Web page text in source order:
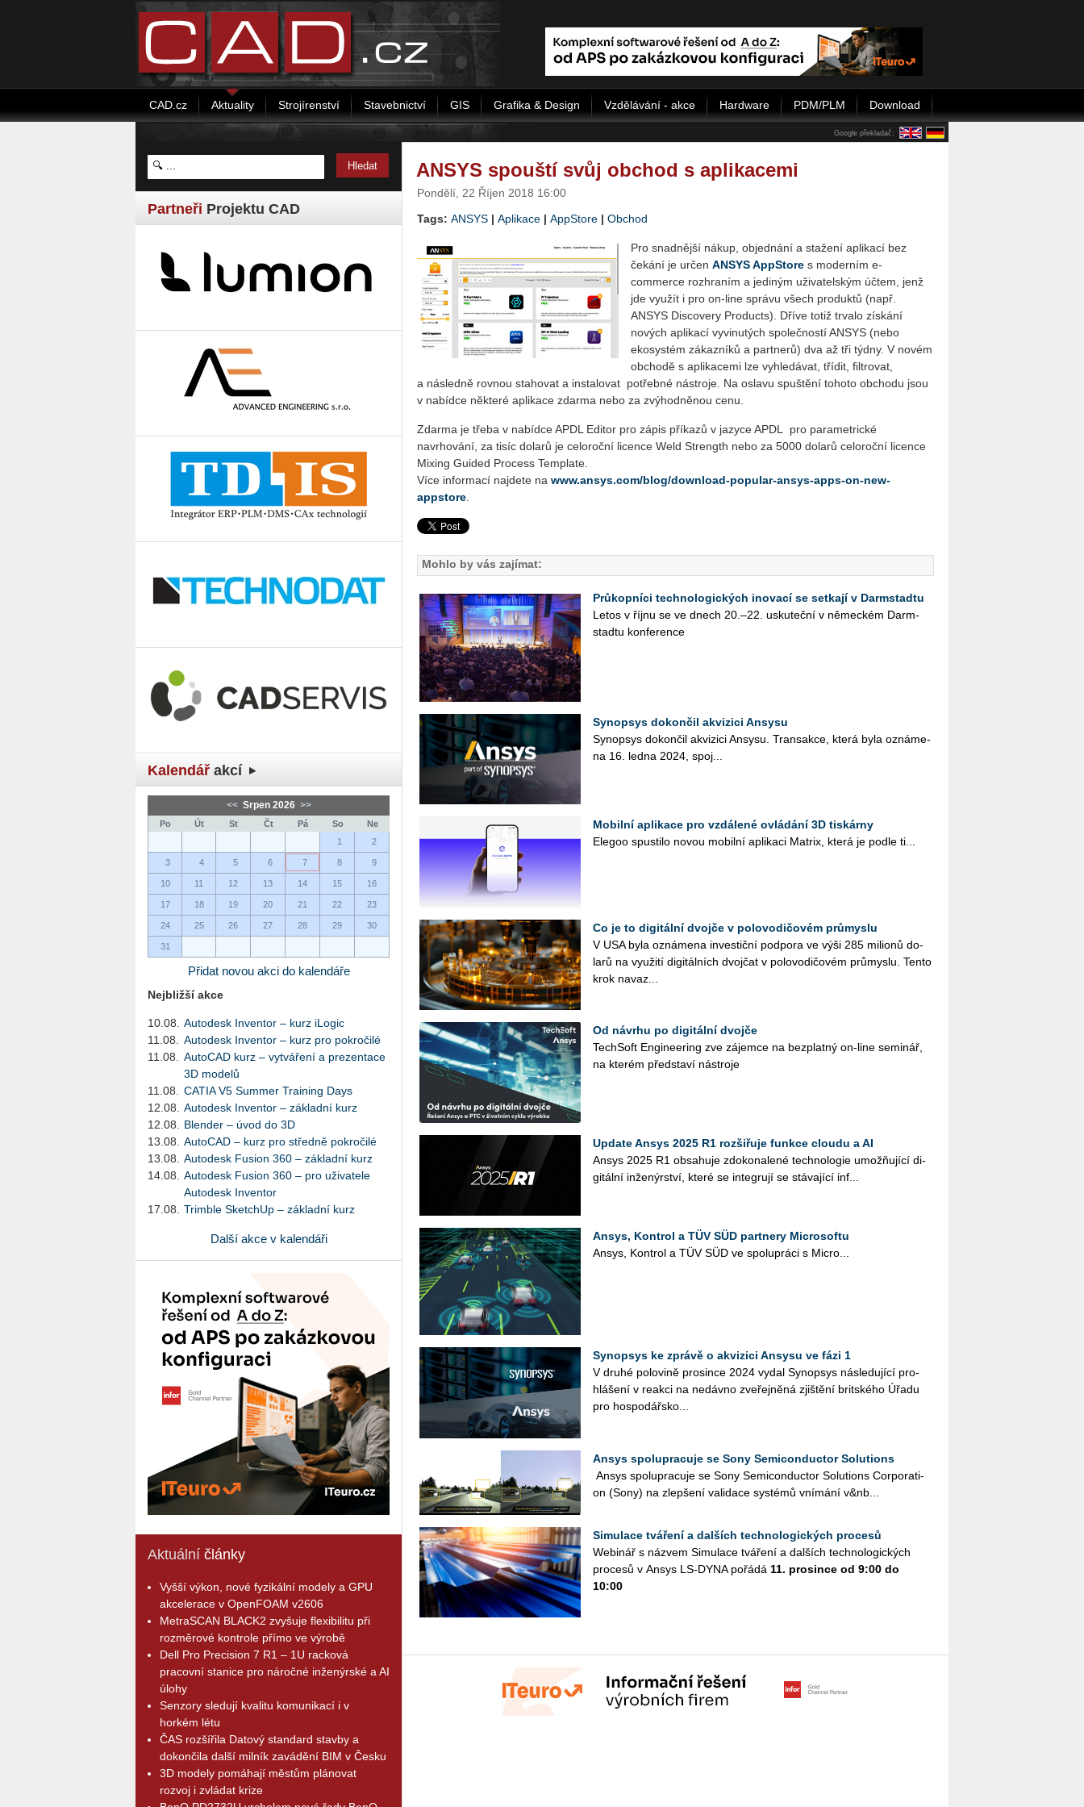
CAD.cz Aktuality Strojírenství Stavebnictví GIS Grafika & Design Vzdělávání - akce Hardware PDM/PLM Download
Google překladač:
Partneři Projektu CAD
Kalendář akcí
<< Srpen 2026 >>
Po Út St Čt Pá So
Ne
1
2
3 4 5 6 7 8 9
10 11 12 13 14 15 16
17 18 19 20 21 22 23
24 25 26 27 28 29 30
31
Přidat novou akci do kalendáře
Nejbližší akce
10.08.
Autodesk Inventor – kurz iLogic
11.08.
Autodesk Inventor – kurz pro pokročilé
11.08.
AutoCAD kurz – vytváření a prezentace
3D modelů
11.08.
CATIA V5 Summer Training Days
12.08.
Autodesk Inventor – základní kurz
12.08.
Blender – úvod do 3D
13.08.
AutoCAD – kurz pro středně pokročilé
13.08.
Autodesk Fusion 360 – základní kurz
14.08.
Autodesk Fusion 360 – pro uživatele
Autodesk Inventor
17.08.
Trimble SketchUp – základní kurz
Další akce v kalendáři
Aktuální články
Vyšší výkon, nové fyzikální modely a GPU
akcelerace v OpenFOAM v2606
MetraSCAN BLACK2 zvyšuje flexibilitu při
rozměrové kontrole přímo ve výrobě
Dell Pro Precision 7 R1 – 1U racková
pracovní stanice pro náročné inženýrské a AI
úlohy
Senzory sledují kvalitu komunikací i v
horkém létu
ČAS rozšířila Datový standard stavby a
dokončila další milník zavádění BIM v Česku
3D modely pomáhají městům plánovat
rozvoj i zvládat krize
ANSYS spouští svůj obchod s aplikacemi
Pondělí, 22 Říjen 2018 16:00
Tags: ANSYS | Aplikace | AppStore | Obchod
Pro snadnější nákup, objednání a stažení aplikací bez
čekání je určen ANSYS AppStore s moderním e-
commerce rozhraním a jediným uži­va­tel­ským účtem, jenž
jde využít i pro on-line správu všech produktů (např.
ANSYS Discovery Products). Dříve totiž trvalo získání
nových ap­li­ka­cí vyvinutých společností ANSYS (nebo
ekosystém zákazníků a par­t­ne­rů) dva až tři týdny. V novém
obchodě s aplikacemi lze vy­hle­dá­vat, třídit, filtrovat,
a následně rovnou stahovat a instalovat potřebné ná­st­ro­je. Na oslavu spuštění tohoto obchodu jsou
v nabídce některé ap­li­ka­ce zdarma nebo za zvýhodněnou cenu.
Zdarma je třeba v nabídce APDL Editor pro zápis příkazů v jazyce APDL pro parametrické
navrhování, za tisíc dolarů je celoroční licence Weld Strength nebo za 5000 dolarů celoroční licence
Mixing Guided Process Template.
Více informací najdete na www.ansys.com/blog/download-popular-ansys-apps-on-new-
appstore
Mohlo by vás zajímat:
Průkopníci technologických inovací se setkají v Darmstadtu
Letos v říjnu se ve dnech 20.–22. usku­teč­ní v ně­mec­kém Darm­
sta­d­tu kon­fe­ren­ce
Synopsys dokončil akvizici Ansysu
Sy­no­p­sys do­kon­čil akvi­zi­ci An­sy­su. Trans­ak­ce, která byla ozná­me­
na 16. ledna 2024, spo­j...
Mobilní aplikace pro vzdálené ovládání 3D tiskárny
Ele­goo spus­ti­lo novou mo­bil­ní apli­ka­ci Ma­t­rix, která je podle ti...
Co je to digitální dvojče v polovodičovém průmyslu
V USA byla ozná­me­na in­ves­tič­ní pod­po­ra ve výši 285 mi­li­o­nů do­
la­rů na vy­u­ži­tí di­gi­tál­ních dvoj­čat v po­lo­vo­di­čo­vém prů­mys­lu. Tento
krok na­va­z...
Od návrhu po digitální dvojče
Tech­Soft En­gi­ne­e­ring zve zá­jem­ce na bez­plat­ný on-line se­mi­nář,
na kte­rém před­sta­ví ná­stro­je
Update Ansys 2025 R1 rozšiřuje funkce cloudu a AI
Ansys 2025 R1 ob­sa­hu­je zdo­ko­na­le­né tech­no­lo­gie umož­ňující di­
gi­tál­ní in­že­nýr­ství, které se in­te­gru­jí se stá­va­jí­cí in­f...
Ansys, Kontrol a TÜV SÜD partnery Microsoftu
Ansys, Kon­t­rol a TÜV SÜD ve spo­lu­prá­ci s Micro­...
Synopsys ke zprávě o akvizici Ansysu ve fázi 1
V druhé po­lo­vi­ně pro­sin­ce 2024 vydal Sy­nopsys ná­sle­du­jí­cí pro­
hlá­še­ní v re­ak­ci na ne­dáv­no zve­řej­ně­ná zjiš­tě­ní brit­ské­ho Úřadu
pro hos­po­dář­sko...
Ansys spolupracuje se Sony Semiconductor Solutions
Ansys spo­lu­pra­cu­je se Sony Se­mi­con­duc­tor So­lu­ti­ons Cor­po­rati­
on (Sony) na zlep­še­ní va­li­da­ce sys­té­mů vní­má­ní v&nb...
Simulace tváření a dalších technologických procesů
Webi­nář s ná­zvem Si­mu­la­ce tvá­ře­ní a dal­ších tech­no­lo­gic­kých
pro­ce­sů v Ansys LS-DYNA po­řá­dá 11. pro­sin­ce od 9:00 do
10:00